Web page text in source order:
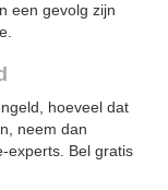
een gevolg zijn
hoeveel dat
neem dan
experts. Bel gratis